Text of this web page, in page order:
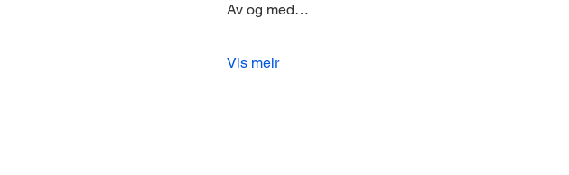
Av og med…
Vis meir